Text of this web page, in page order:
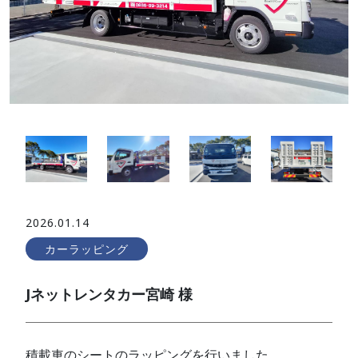
2026.01.14
カーラッピング
Jネットレンタカー宮崎 様